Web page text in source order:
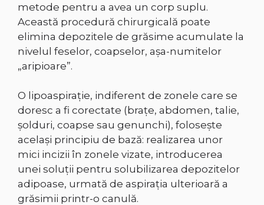
metode pentru a avea un corp suplu.
Această procedură chirurgicală poate
elimina depozitele de grăsime acumulate la
nivelul feselor, coapselor, aşa-numitelor
„aripioare”.
O lipoaspiraţie, indiferent de zonele care se
doresc a fi corectate (braţe, abdomen, talie,
şolduri, coapse sau genunchi), folosește
același principiu de bază: realizarea unor
mici incizii în zonele vizate, introducerea
unei soluţii pentru solubilizarea depozitelor
adipoase, urmată de aspiraţia ulterioară a
grăsimii printr-o canulă.